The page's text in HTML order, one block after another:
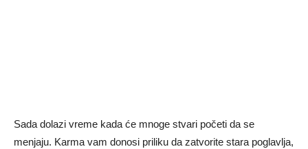
Sada dolazi vreme kada će mnoge stvari početi da se
menjaju. Karma vam donosi priliku da zatvorite stara poglavlja,